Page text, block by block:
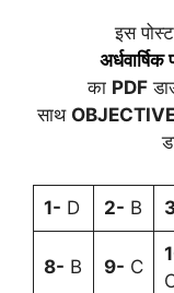
इस
अर्धवार्षिक
का PDF
साथ
1- D 2- B
8- B 9- C